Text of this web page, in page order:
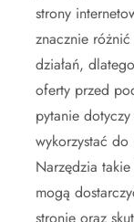
strony
znacznie
działań,
oferty przed
pytanie
wykorzystać
Narzędzia
mogą
stronie oraz